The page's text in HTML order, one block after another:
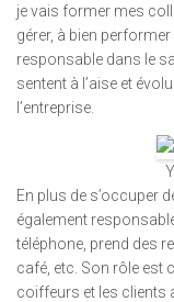
je vais former mes
gérer, à bien
responsable dans le
sentent à l’aise et
l’entreprise.
En plus de s’occuper
également
téléphone, prend des
café, etc. Son rôle est
coiffeurs et les clients